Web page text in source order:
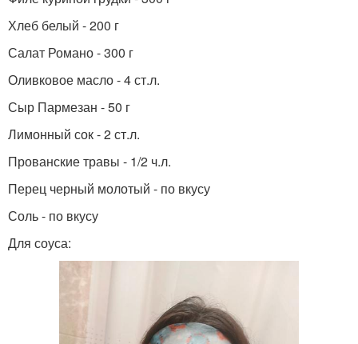
Хлеб белый - 200 г
Салат Романо - 300 г
Оливковое масло - 4 ст.л.
Сыр Пармезан - 50 г
Лимонный сок - 2 ст.л.
Прованские травы - 1/2 ч.л.
Перец черный молотый - по вкусу
Соль - по вкусу
Для соуса: